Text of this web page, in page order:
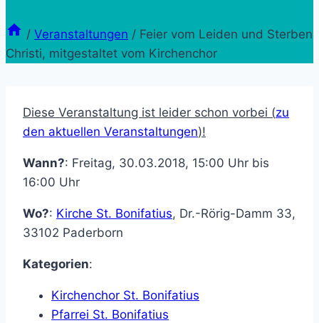
/ Veranstaltungen / Feier vom Leiden und Sterben
Christi, mitgestaltet vom Kirchenchor
Diese Veranstaltung ist leider schon vorbei (zu
den aktuellen Veranstaltungen)!
Wann?: Freitag, 30.03.2018, 15:00 Uhr bis
16:00 Uhr
Wo?: Kirche St. Bonifatius, Dr.-Rörig-Damm 33,
33102 Paderborn
Kategorien:
Kirchenchor St. Bonifatius
Pfarrei St. Bonifatius